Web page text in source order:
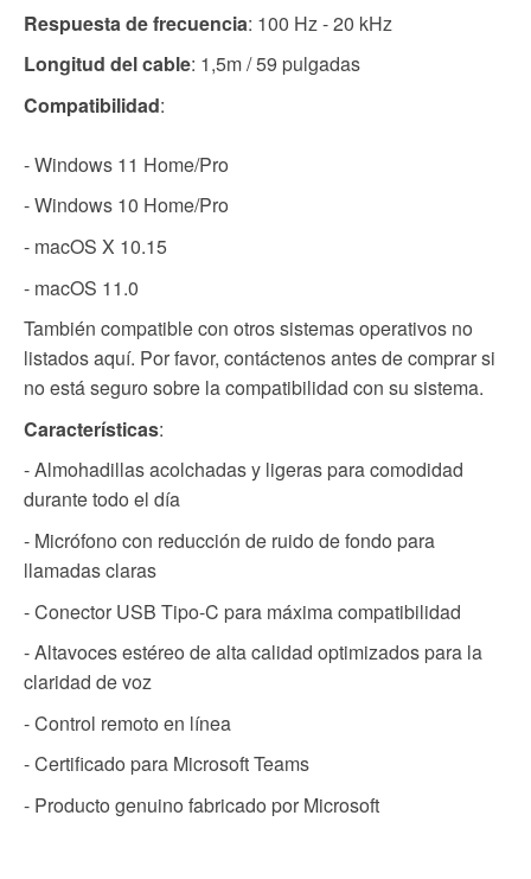
Respuesta de frecuencia: 100 Hz - 20 kHz
Longitud del cable: 1,5m / 59 pulgadas
Compatibilidad:
- Windows 11 Home/Pro
- Windows 10 Home/Pro
- macOS X 10.15
- macOS 11.0
También compatible con otros sistemas operativos no
listados aquí. Por favor, contáctenos antes de comprar si
no está seguro sobre la compatibilidad con su sistema.
Características:
- Almohadillas acolchadas y ligeras para comodidad
durante todo el día
- Micrófono con reducción de ruido de fondo para
llamadas claras
- Conector USB Tipo-C para máxima compatibilidad
- Altavoces estéreo de alta calidad optimizados para la
claridad de voz
- Control remoto en línea
- Certificado para Microsoft Teams
- Producto genuino fabricado por Microsoft